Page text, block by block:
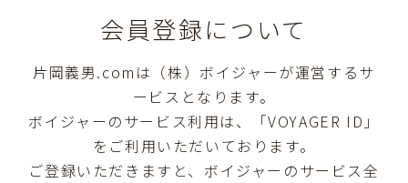
会員登録について
片岡義男.comは（株）ボイジャーが運営するサ
ービスとなります。
ボイジャーのサービス利用は、「VOYAGER ID」
をご利用いただいております。
ご登録いただきますと、ボイジャーのサービス全